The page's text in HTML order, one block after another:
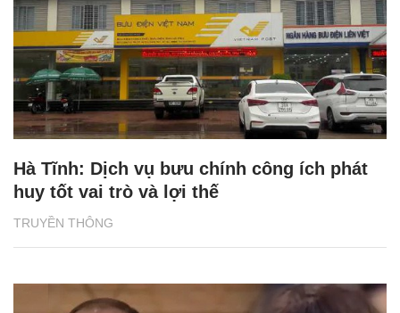
TRUYỀN THÔNG
Hà Tĩnh: Dịch vụ bưu chính công ích phát
huy tốt vai trò và lợi thế